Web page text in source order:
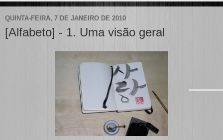
QUINTA-FEIRA, 7 DE JANEIRO DE 2010
[Alfabeto] - 1. Uma visão geral